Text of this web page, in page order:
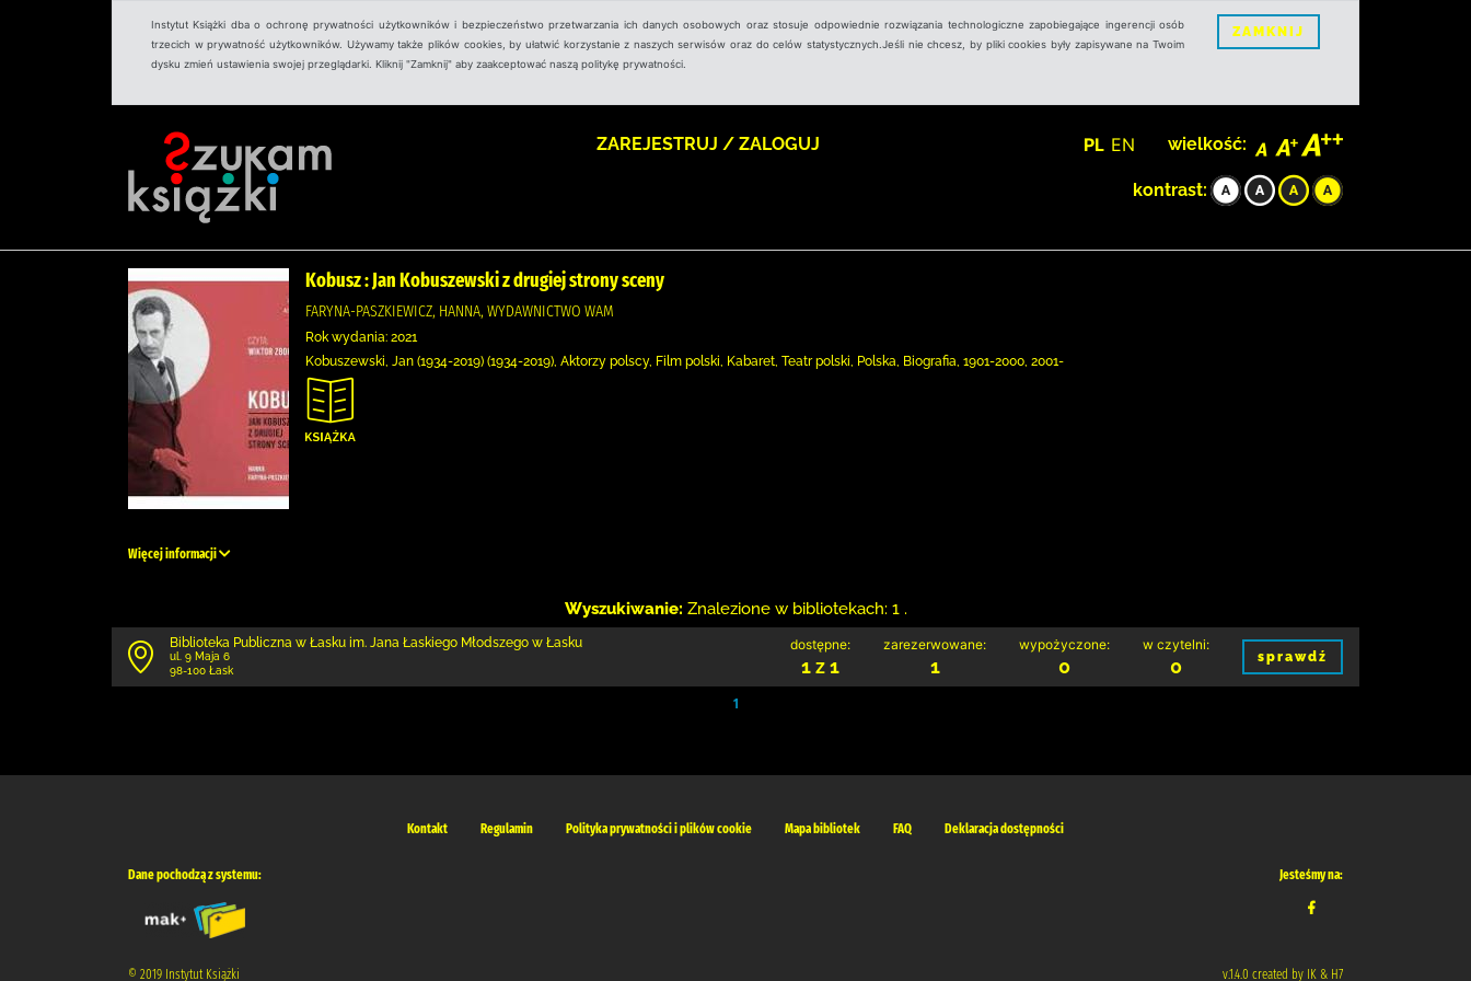
Instytut Książki dba o ochronę prywatności użytkowników i bezpieczeństwo przetwarzania ich danych osobowych oraz stosuje odpowiednie rozwiązania technologiczne zapobiegające ingerencji osób
trzecich w prywatność użytkowników. Używamy także plików cookies, by ułatwić korzystanie z naszych serwisów oraz do celów statystycznych.Jeśli nie chcesz, by pliki cookies były zapisywane na Twoim
dysku zmień ustawienia swojej przeglądarki. Kliknij "Zamknij" aby zaakceptować naszą politykę prywatności.
ZAMKNIJ
ZAREJESTRUJ / ZALOGUJ PL EN wielkość:
kontrast:
Kobusz : Jan Kobuszewski z drugiej strony sceny
FARYNA-PASZKIEWICZ, HANNA, WYDAWNICTWO WAM
Rok wydania: 2021
Kobuszewski, Jan (1934-2019) (1934-2019), Aktorzy polscy, Film polski, Kabaret, Teatr polski, Polska, Biografia, 1901-2000, 2001-
Więcej informacji
Wyszukiwanie: Znalezione w bibliotekach: 1 .
Biblioteka Publiczna w Łasku im. Jana Łaskiego Młodszego w Łasku
ul. 9 Maja 6
98-100 Łask
dostępne:
1 z 1
zarezerwowane:
1
wypożyczone:
0
w czytelni:
0 sprawdź
1
Kontakt Regulamin Polityka prywatności i plików cookie Mapa bibliotek FAQ Deklaracja dostępności
Dane pochodzą z systemu: Jesteśmy na:
© 2019 Instytut Książki v.1.4.0 created by IK & H7